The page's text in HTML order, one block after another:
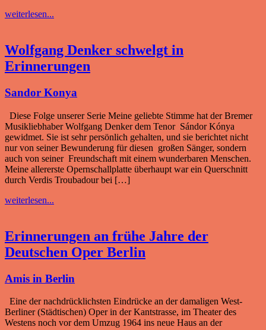
weiterlesen...
Wolfgang Denker schwelgt in
Erinnerungen
Sandor Konya
Diese Folge unserer Serie Meine geliebte Stimme hat der Bremer
Musikliebhaber Wolfgang Denker dem Tenor Sándor Kónya
gewidmet. Sie ist sehr persönlich gehalten, und sie berichtet nicht
nur von seiner Bewunderung für diesen großen Sänger, sondern
auch von seiner Freundschaft mit einem wunderbaren Menschen.
Meine allererste Opernschallplatte überhaupt war ein Querschnitt
durch Verdis Troubadour bei […]
weiterlesen...
Erinnerungen an frühe Jahre der
Deutschen Oper Berlin
Amis in Berlin
Eine der nachdrücklichsten Eindrücke an der damaligen West-
Berliner (Städtischen) Oper in der Kantstrasse, im Theater des
Westens noch vor dem Umzug 1964 ins neue Haus an der